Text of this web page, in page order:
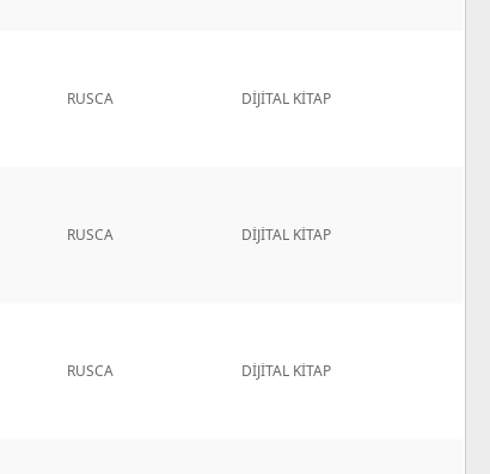
RUSCA DİJİTAL KİTAP
RUSCA DİJİTAL KİTAP
RUSCA DİJİTAL KİTAP